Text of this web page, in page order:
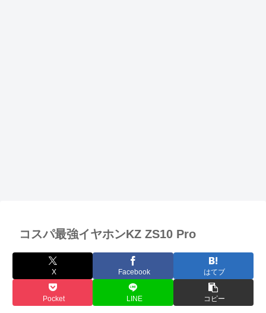
コスパ最強イヤホンKZ ZS10 Pro
X Facebook はてブ
Pocket LINE コピー